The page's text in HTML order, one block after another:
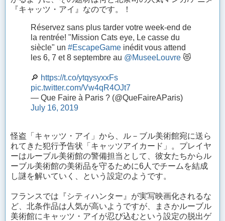
『キャッツ・アイ』なのです。！
Réservez sans plus tarder votre week-end de
la rentrée! "Mission Cats eye, Le casse du
siècle" un #EscapeGame inédit vous attend
les 6, 7 et 8 septembre au @MuseeLouvre 😻
🔎 https://t.co/ytqysyxxFs
pic.twitter.com/Vw4qR4OJt7
— Que Faire à Paris ? (@QueFaireAParis)
July 16, 2019
怪盗「キャッツ・アイ」から、ル－ブル美術館宛に送ら
れてきた犯行予告状「キャッツアイカード」。プレイヤ
ーはルーブル美術館の警備担当として、彼女たちからル
ーブル美術館の美術品を守るために6人でチームを結成
し謎を解いていく、という設定のようです。
フランスでは『シティハンター』が実写映画化されるな
ど、北条作品は人気が高いようですが、まさかルーブル
美術館にキャッツ・アイが忍び込むという設定の脱出ゲ